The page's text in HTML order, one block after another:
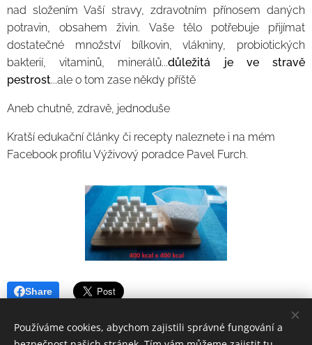
nad složením Vaší stravy, zdravotním přínosem daných
potravin, obsahem živin. Vaše tělo potřebuje přijímat
dostatečné množství bílkovin, vlákniny, probiotických
bakterií, vitaminů, minerálů...důležitá je ve stravě
pestrost...ale o tom zase někdy příště 🙂
Aneb chutně, zdravě, jednoduše 🙂☕️😎
Kratší edukační články či recepty naleznete i na mém
Facebook profilu Výživový poradce Pavel Furch.
Share
Používáme cookies, abychom zajistili správné fungování a